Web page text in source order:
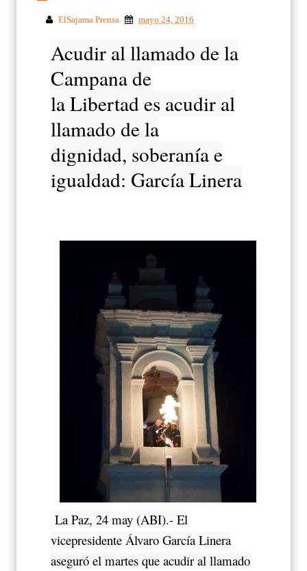
ElSajama Prensa mayo 24, 2016
Acudir al llamado de la
Campana de
la Libertad es acudir al
llamado de la
dignidad, soberanía e
igualdad: García Linera
La Paz, 24 may (ABI).- El
vicepresidente Álvaro García Linera
aseguró el martes que acudir al llamado